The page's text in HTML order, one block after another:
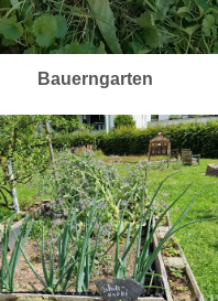
Bauerngarten